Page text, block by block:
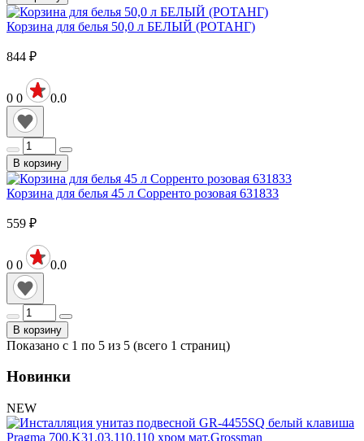
Корзина для белья 50,0 л БЕЛЫЙ (РОТАНГ)
844 ₽
0 0 0.0
В корзину
Корзина для белья 45 л Сорренто розовая 631833
559 ₽
0 0 0.0
В корзину
Показано с 1 по 5 из 5 (всего 1 страниц)
Новинки
NEW